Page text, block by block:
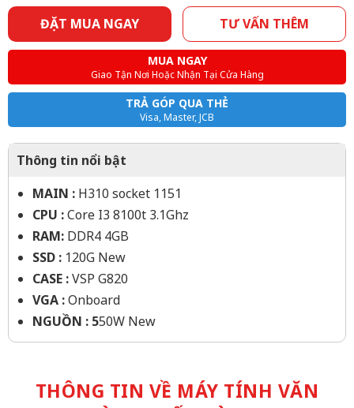
ĐẶT MUA NGAY TƯ VẤN THÊM
MUA NGAY
Giao Tận Nơi Hoặc Nhận Tại Cửa Hàng
TRẢ GÓP QUA THẺ
Visa, Master, JCB
Thông tin nổi bật
MAIN : H310 socket 1151
CPU :Core I3 8100t 3.1Ghz
RAM: DDR4 4GB
SSD : 120G New
CASE :VSP G820
VGA :Onboard
NGUỒN : 550W New
THÔNG TIN VỀ MÁY TÍNH VĂN